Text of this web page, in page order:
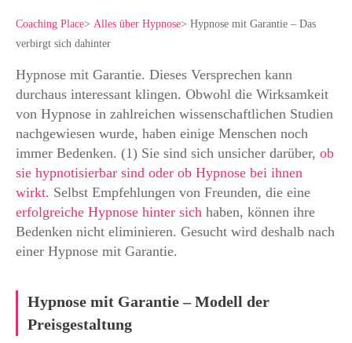
Coaching Place> Alles über Hypnose> Hypnose mit Garantie – Das
verbirgt sich dahinter
Hypnose mit Garantie. Dieses Versprechen kann
durchaus interessant klingen. Obwohl die Wirksamkeit
von Hypnose in zahlreichen wissenschaftlichen Studien
nachgewiesen wurde, haben einige Menschen noch
immer Bedenken. (1) Sie sind sich unsicher darüber, ob
sie hypnotisierbar sind oder ob Hypnose bei ihnen
wirkt. Selbst Empfehlungen von Freunden, die eine
erfolgreiche Hypnose hinter sich haben, können ihre
Bedenken nicht eliminieren. Gesucht wird deshalb nach
einer Hypnose mit Garantie.
Hypnose mit Garantie – Modell der
Preisgestaltung